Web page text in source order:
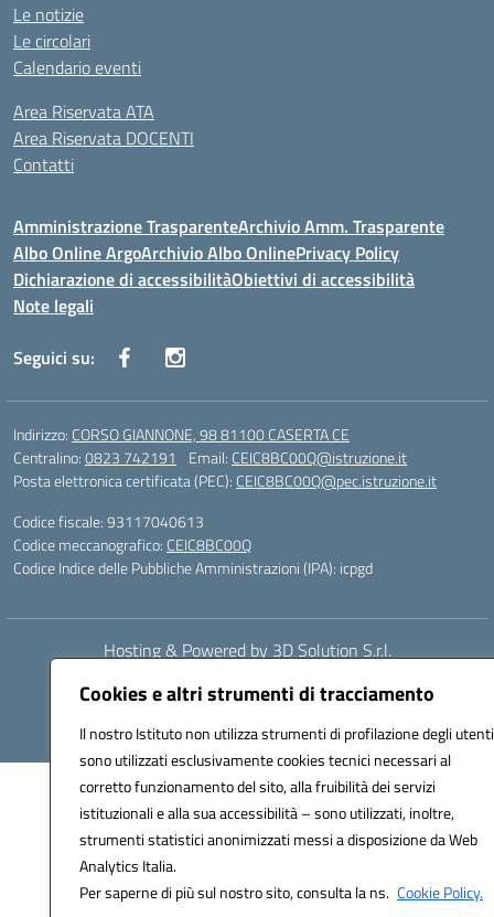
Cookies e altri strumenti di tracciamento
Il nostro Istituto non utilizza strumenti di profilazione degli
sono utilizzati esclusivamente cookies tecnici necessari al
corretto funzionamento del sito, alla fruibilità dei servizi
istituzionali e alla sua accessibilità – sono utilizzati, inoltre,
strumenti statistici anonimizzati messi a disposizione da Web
Analytics Italia.
Per saperne di più sul nostro sito, consulta la ns. Cookie Policy.
Le notizie
Le circolari
Calendario eventi
Area Riservata ATA
Area Riservata DOCENTI
Contatti
Amministrazione TrasparenteArchivio Amm. Trasparente
Albo Online ArgoArchivio Albo OnlinePrivacy Policy
Dichiarazione di accessibilitàObiettivi di accessibilità
Note legali
Seguici su:
Indirizzo: CORSO GIANNONE, 98 81100 CASERTA CE
Centralino:0823 742191 Email: CEIC8BC00Q@istruzione.it
Posta elettronica certificata (PEC): CEIC8BC00Q@pec.istruzione.it
Codice fiscale: 93117040613
Codice meccanografico: CEIC8BC00Q
Codice Indice delle Pubbliche Amministrazioni (IPA): icpgd
Hosting & Powered by 3D Solution S.r.l.